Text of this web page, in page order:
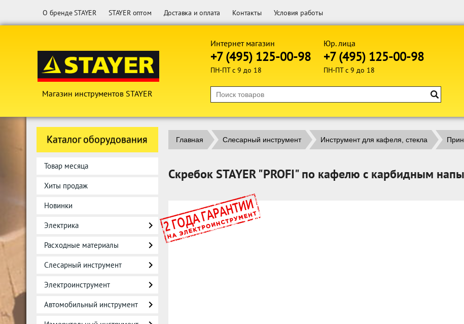
О бренде STAYER STAYER оптом Доставка и оплата Контакты Условия работы
Магазин инструментов STAYER
Интернет магазин
+7 (495) 125-00-98
ПН-ПТ с 9 до 18
Юр. лица
+7 (495) 125-00-98
ПН-ПТ с 9 до 18
Каталог оборудования
Товар месяца
Хиты продаж
Новинки
Электрика
Расходные материалы
Слесарный инструмент
Электроинструмент
Автомобильный инструмент
Главная Слесарный инструмент Инструмент для кафеля, стекла
Скребок STAYER "PROFI" по кафелю с карбидным